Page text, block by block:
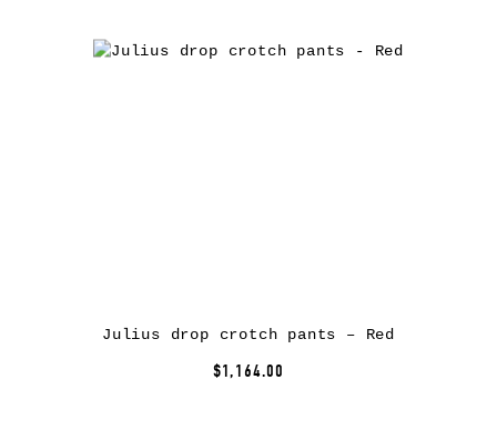
Julius drop crotch pants – Red
$1,164.00